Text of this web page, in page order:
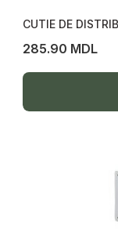
CUTIE DE
285.90 MDL